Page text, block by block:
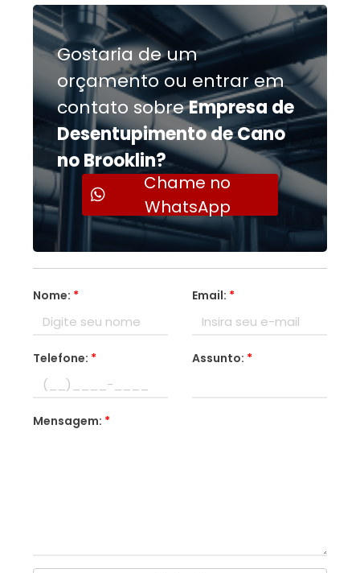
Gostaria de um
orçamento ou entrar em
contato sobreEmpresa de
Desentupimento de Cano
no Brooklin?
Chame no
WhatsApp
Nome: * Email: *
Telefone: * Assunto: *
Mensagem: *